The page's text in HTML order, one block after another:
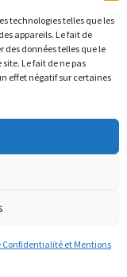
technologies telles que les
appareils. Le fait de
données telles que le
Le fait de ne pas
effet négatif sur certaines
Confidentialité et Mentions
Actualités
dans le Cantal
les performance et
votre accord pour
.